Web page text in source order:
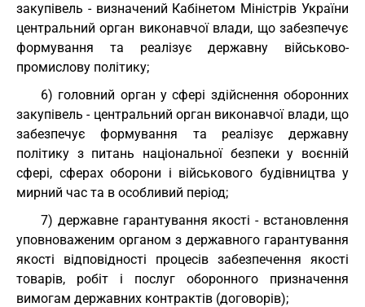
закупівель - визначений Кабінетом Міністрів України
центральний орган виконавчої влади, що забезпечує
формування та реалізує державну військово-
промислову політику;
6) головний орган у сфері здійснення оборонних
закупівель - центральний орган виконавчої влади, що
забезпечує формування та реалізує державну
політику з питань національної безпеки у воєнній
сфері, сферах оборони і військового будівництва у
мирний час та в особливий період;
7) державне гарантування якості - встановлення
уповноваженим органом з державного гарантування
якості відповідності процесів забезпечення якості
товарів, робіт і послуг оборонного призначення
вимогам державних контрактів (договорів);